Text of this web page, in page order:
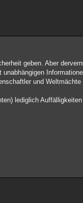
geben. Aber
und
lediglich